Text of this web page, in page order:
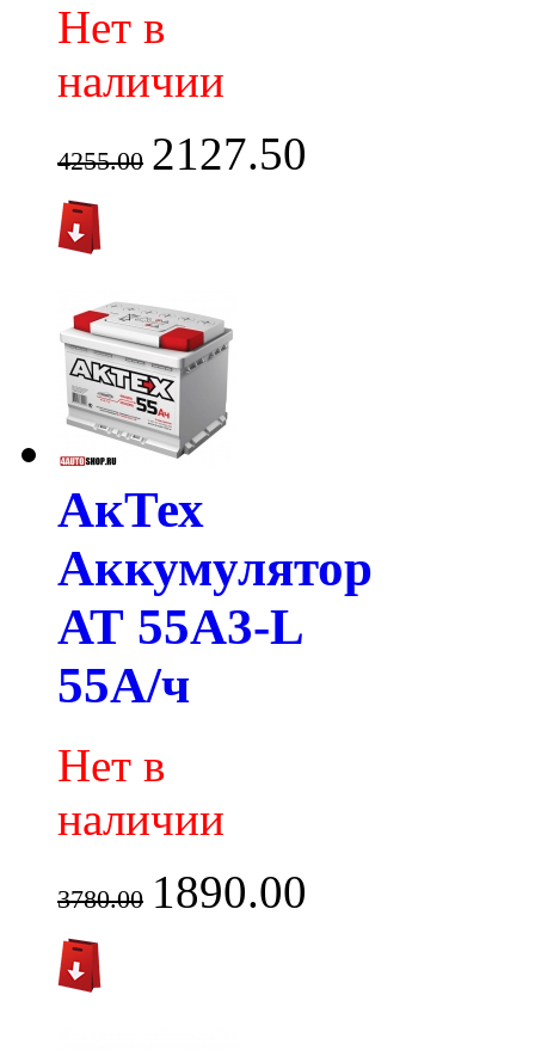
Нет в
наличии
4255.00 2127.50
АкТех
Аккумулятор
АТ 55A3-L
55А/ч
Нет в
наличии
3780.00 1890.00